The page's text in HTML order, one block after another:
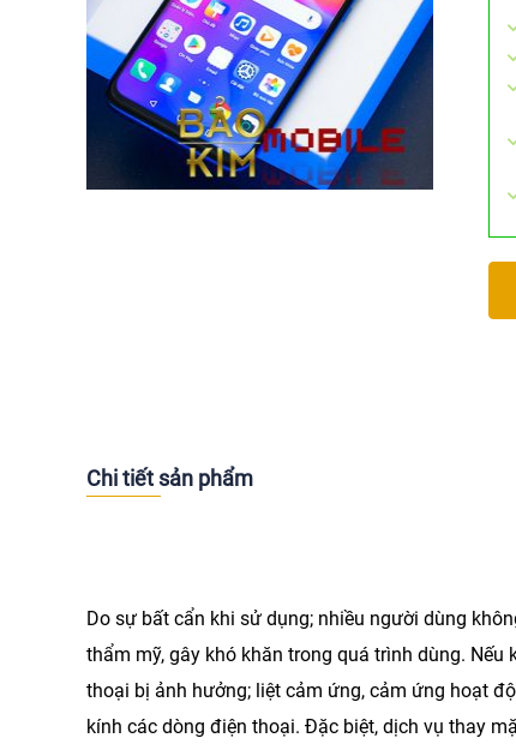
Chi tiết sản phẩm
Do sự bất cẩn khi sử dụng; nhiều người dùng
thẩm mỹ, gây khó khăn trong quá trình dùng.
thoại bị ảnh hưởng; liệt cảm ứng, cảm ứng hoạt
kính các dòng điện thoại. Đặc biệt, dịch vụ thay